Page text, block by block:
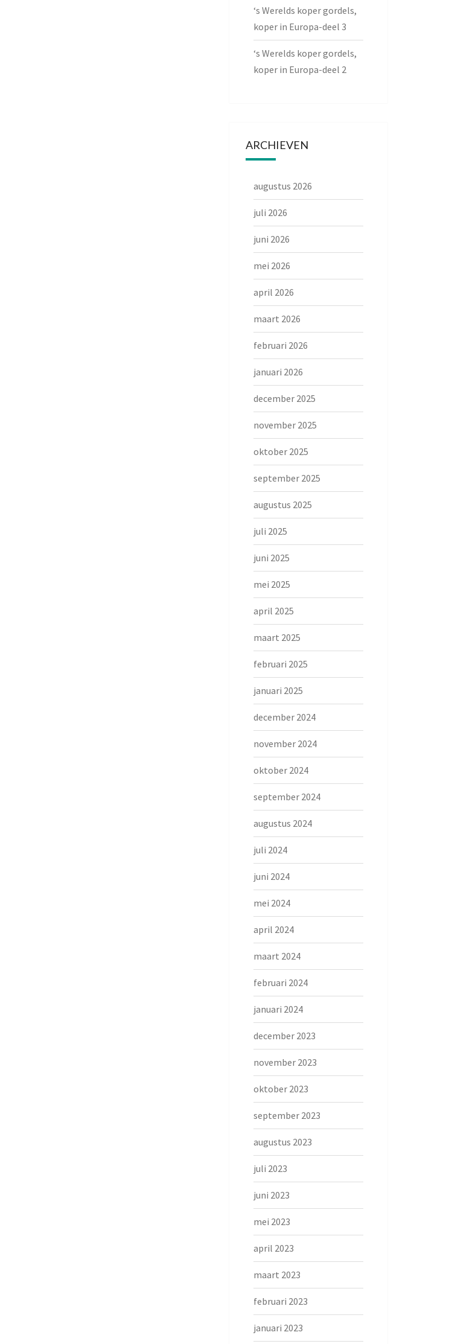
‘s Werelds koper gordels,
koper in Europa-deel 3
‘s Werelds koper gordels,
koper in Europa-deel 2
ARCHIEVEN
augustus 2026
juli 2026
juni 2026
mei 2026
april 2026
maart 2026
februari 2026
januari 2026
december 2025
november 2025
oktober 2025
september 2025
augustus 2025
juli 2025
juni 2025
mei 2025
april 2025
maart 2025
februari 2025
januari 2025
december 2024
november 2024
oktober 2024
september 2024
augustus 2024
juli 2024
juni 2024
mei 2024
april 2024
maart 2024
februari 2024
januari 2024
december 2023
november 2023
oktober 2023
september 2023
augustus 2023
juli 2023
juni 2023
mei 2023
april 2023
maart 2023
februari 2023
januari 2023